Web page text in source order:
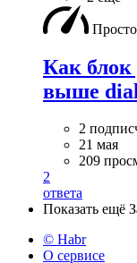
Как блок
выше
2
21 мая
209
2
ответа
Показать ещё
© Habr
О сервисе